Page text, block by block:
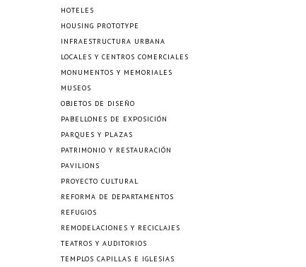
HOTELES
HOUSING PROTOTYPE
INFRAESTRUCTURA URBANA
LOCALES Y CENTROS COMERCIALES
MONUMENTOS Y MEMORIALES
MUSEOS
OBJETOS DE DISEÑO
PABELLONES DE EXPOSICIÓN
PARQUES Y PLAZAS
PATRIMONIO Y RESTAURACIÓN
PAVILIONS
PROYECTO CULTURAL
REFORMA DE DEPARTAMENTOS
REFUGIOS
REMODELACIONES Y RECICLAJES
TEATROS Y AUDITORIOS
TEMPLOS CAPILLAS E IGLESIAS